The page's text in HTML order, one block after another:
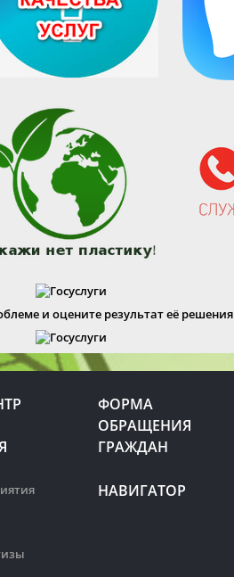
и оцените результат её решения
ФОРМА
ОБРАЩЕНИЯ
ГРАЖДАН
НАВИГАТОР